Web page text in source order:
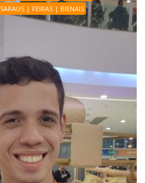
SARAUS | FEIRAS | BIENAIS